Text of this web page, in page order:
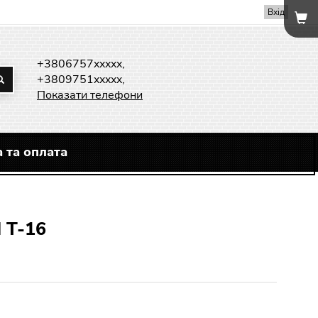
Вхід
+3806757xxxxx,
+3809751xxxxx,
Показати телефони
та оплата
Т-16